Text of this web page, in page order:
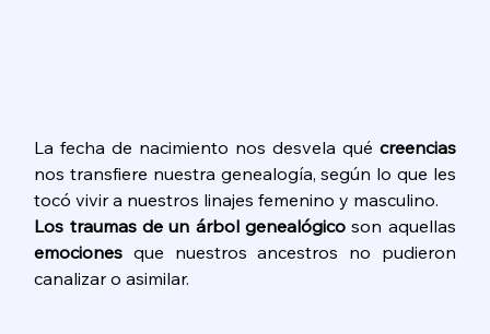
La fecha de nacimiento nos desvela qué creencias
nos transfiere nuestra genealogía, según lo que les
tocó vivir a nuestros linajes femenino y masculino.
Los traumas de un árbol genealógico
emociones que nuestros ancestros no pudieron
canalizar o asimilar.